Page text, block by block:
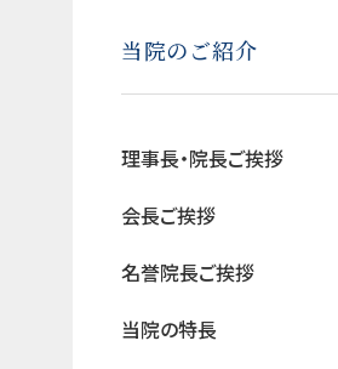
当院のご紹介
理事長・院長ご挨拶
会長ご挨拶
名誉院長ご挨拶
当院の特長